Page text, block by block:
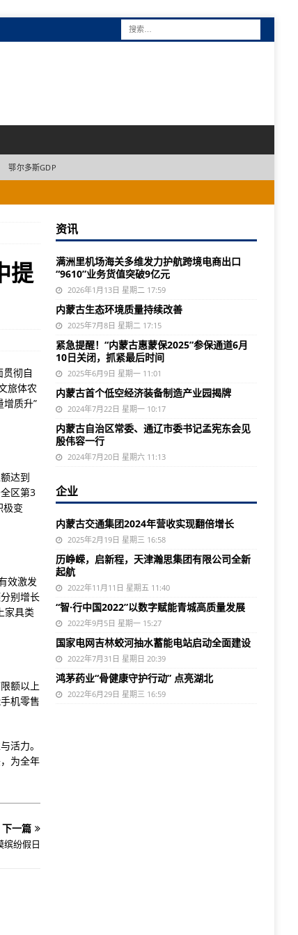
鄂尔多斯GDP
提
彻自
旅体农
质升”
达到
区第3
极变
效激发
别增长
家具类
额以上
机零售
活力。
为全年
下一篇
缤纷假日
资讯
满洲里机场海关多维发力护航跨境电商出口
“9610”业务货值突破9亿元
2026年1月13日 星期二 17:59
内蒙古生态环境质量持续改善
2025年7月8日 星期二 17:15
紧急提醒！“内蒙古惠蒙保2025”参保通道6月
10日关闭，抓紧最后时间
2025年6月9日 星期一 11:01
内蒙古首个低空经济装备制造产业园揭牌
2024年7月22日 星期一 10:17
内蒙古自治区常委、通辽市委书记孟宪东会见
殷伟容一行
2024年7月20日 星期六 11:13
企业
内蒙古交通集团2024年营收实现翻倍增长
2025年2月19日 星期三 16:58
历峥嵘，启新程，天津瀚思集团有限公司全新
起航
2022年11月11日 星期五 11:40
“智·行中国2022”以数字赋能青城高质量发展
2022年9月5日 星期一 15:27
国家电网吉林蛟河抽水蓄能电站启动全面建设
2022年7月31日 星期日 20:39
鸿茅药业“骨健康守护行动” 点亮湖北
2022年6月29日 星期三 16:59